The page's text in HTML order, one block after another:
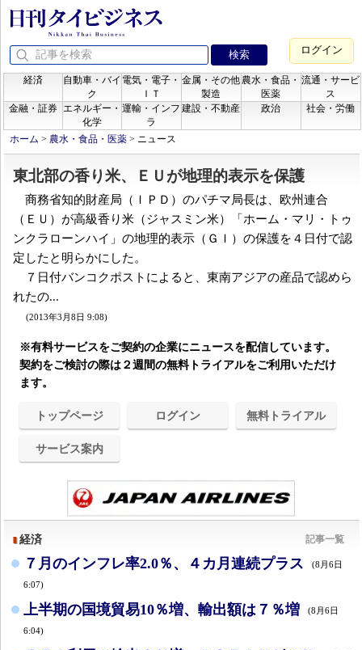
ログイン
経済
自動車・バイ
ク
電気・電子・
ＩＴ
金属・その他
製造
農水・食品・
医薬
流通・サービ
ス
金融・証券
エネルギー・
化学
運輸・インフ
ラ
建設・不動産 政治 社会・労働
ホーム > 農水・食品・医薬 > ニュース
東北部の香り米、ＥＵが地理的表示を保護
商務省知的財産局（ＩＰＤ）のパチマ局長は、欧州連合
（ＥＵ）が高級香り米（ジャスミン米）「ホーム・マリ・トゥ
ンクラローンハイ」の地理的表示（ＧＩ）の保護を４日付で認
定したと明らかにした。
７日付バンコクポストによると、東南アジアの産品で認めら
れたの...
(2013年3月8日 9:08)
※有料サービスをご契約の企業にニュースを配信しています。
契約をご検討の際は２週間の無料トライアルをご利用いただけ
ます。
トップページ ログイン 無料トライアル
サービス案内
経済 記事一覧
７月のインフレ率2.0％、４カ月連続プラス (8月6日
6:07)
上半期の国境貿易10％増、輸出額は７％増 (8月6日
6:04)